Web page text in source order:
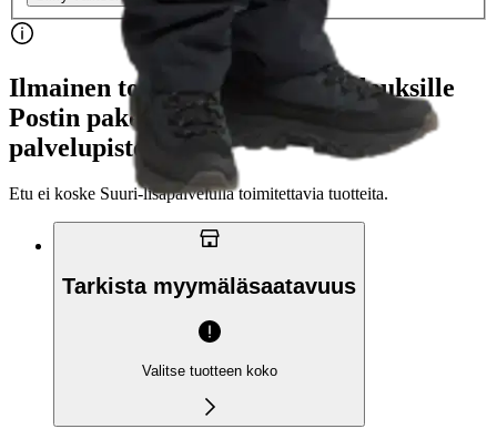
Ilmainen toimitus yli 100 €:n tilauksille
Postin pakettiautomaattiin tai
palvelupisteeseen!
Etu ei koske Suuri‑lisäpalvelulla toimitettavia tuotteita.
Tarkista myymäläsaatavuus
Valitse tuotteen koko